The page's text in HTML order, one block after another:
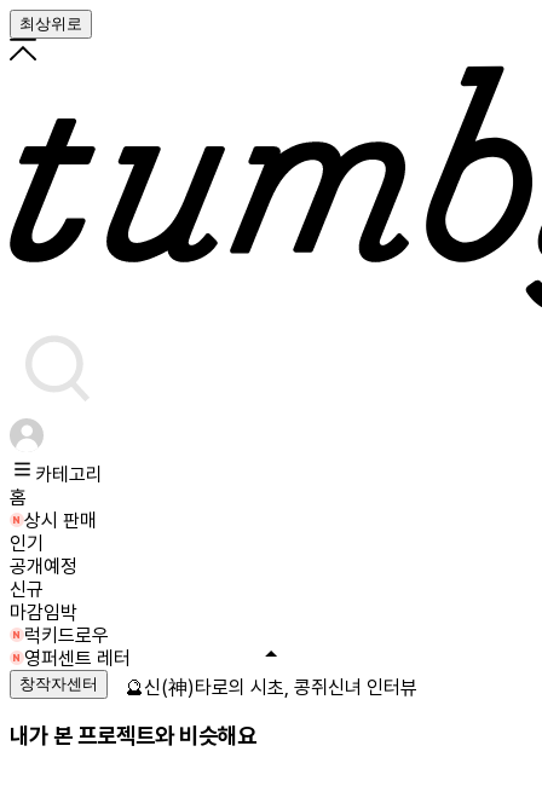
최상위로
카테고리
홈
상시 판매
인기
공개예정
신규
마감임박
럭키드로우
영퍼센트 레터
창작자센터
내가 본 프로젝트와 비슷해요
🔮신(神)타로의 시초, 콩쥐신녀 인터뷰